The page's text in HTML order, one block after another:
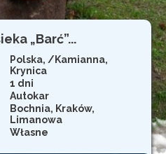
„Barć”...
Polska, /Kamianna,
Krynica
1 dni
Autokar
Bochnia, Kraków,
Limanowa
Własne